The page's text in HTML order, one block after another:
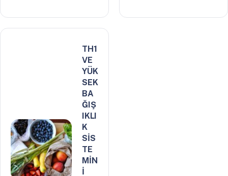
TH1
VE
YÜK
SEK
BA
ĞIŞ
IKLI
K
SİS
TE
MİN
İ